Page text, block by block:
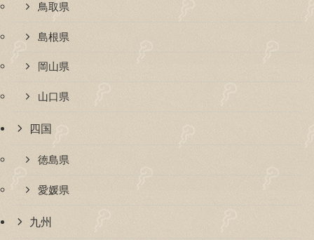
鳥取県
島根県
岡山県
山口県
四国
徳島県
愛媛県
九州